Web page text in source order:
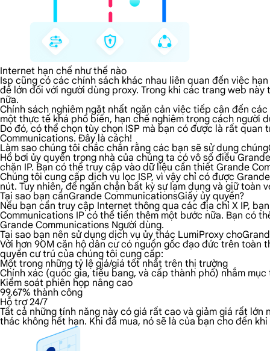
Internet hạn chế như thế nào
Isp cũng có các chính sách khác nhau liên quan đến việc
đề lớn đối với người dùng proxy. Trong khi các trang web
nữa.
Chính sách nghiêm ngặt nhất ngăn cản việc tiếp cận đến
một thực tế khá phổ biến, hạn chế nghiêm trọng cách người
Do đó, có thể chọn tùy chọn ISP mà bạn có được là rất
Communications. Đây là cách!
Làm sao chúng tôi chắc chắn rằng các bạn sẽ sử dụng
Hồ bơi ủy quyền trong nhà của chúng ta có vô số điều
chặn IP. Bạn có thể truy cập vào dữ liệu cần thiết Grande
Chúng tôi cung cấp dịch vụ lọc ISP, vì vậy chỉ có được
nút. Tuy nhiên, để ngăn chặn bất kỳ sự lạm dụng và giữ
Tại sao bạn cầnGrande CommunicationsGiấy ủy quyền?
Nếu bạn cần truy cập Internet thông qua các địa chỉ X IP,
Communications IP có thể tiến thêm một bước nữa. Bạn có
Grande Communications Người dùng.
Tại sao bạn nên sử dụng dịch vụ ủy thác LumiProxy
Với hơn 90M căn hộ dân cư có nguồn gốc đạo đức trên toàn
quyền cư trú của chúng tôi cung cấp:
Một trong những tỷ lệ giá/giá tốt nhất trên thị trường
Chính xác (quốc gia, tiểu bang, và cấp thành phố) nhắm mục
Kiểm soát phiên họp nâng cao
99.67% thành công
Hỗ trợ 24/7
Tất cả những tính năng này có giá rất cao và giảm giá rất
thác không hết hạn. Khi đã mua, nó sẽ là của bạn cho đến